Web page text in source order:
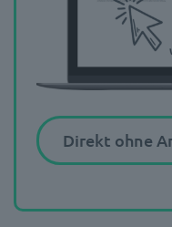
Direkt ohne